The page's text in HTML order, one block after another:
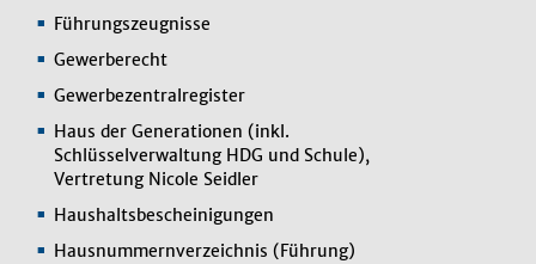
Führungszeugnisse
Gewerberecht
Gewerbezentralregister
Haus der Generationen (inkl.
Schlüsselverwaltung HDG und Schule),
Vertretung Nicole Seidler
Haushaltsbescheinigungen
Hausnummernverzeichnis (Führung)